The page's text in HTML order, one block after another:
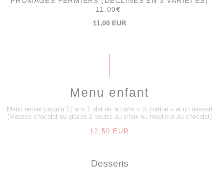
11.00€
11,00 EUR
Menu enfant
Menu enfant jusqu’à 12 ans 1 plat de la carte « ½ portion » et un dessert
(Mousse chocolat ou glaces 2 boules au choix ou moelleux au chocolat)
12,50 EUR
Desserts